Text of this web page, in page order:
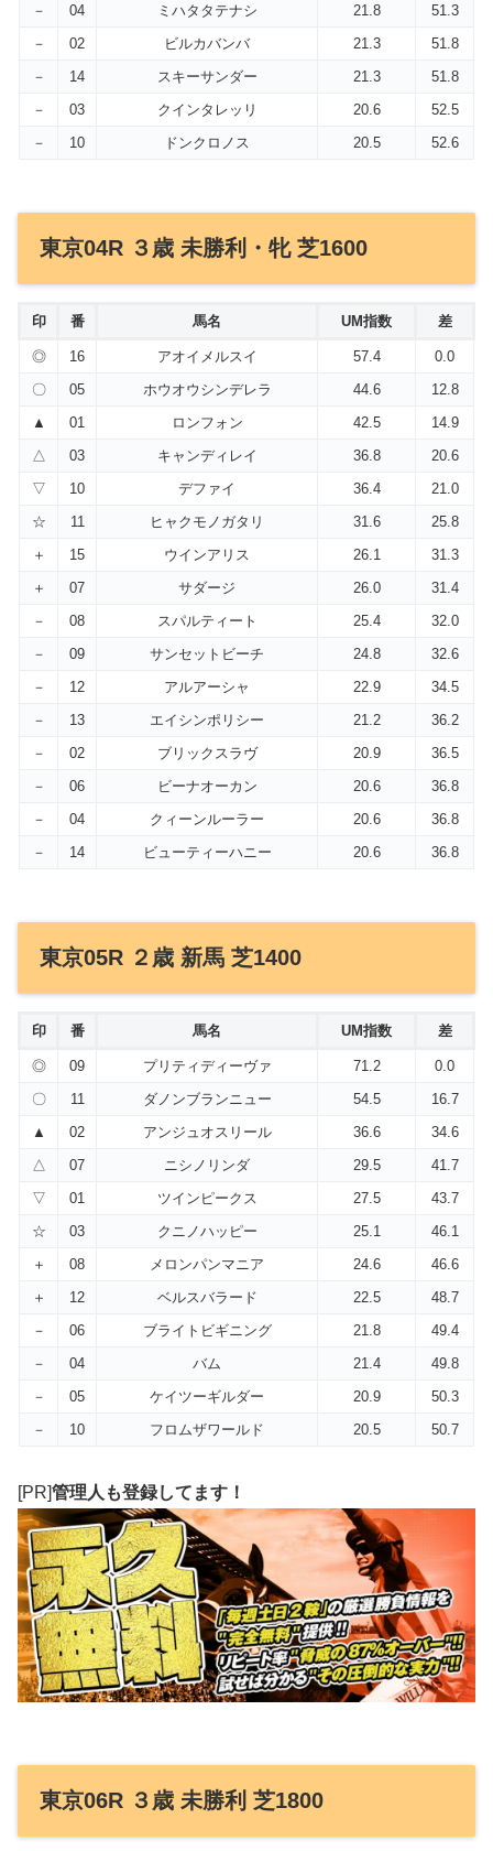
－ 04 ミハタタテナシ 21.8
51.3
－
02 ビルカバンバ 21.3
51.8
－
14 スキーサンダー 21.3
51.8
－
03 クインタレッリ 20.6
52.5
－
10 ドンクロノス 20.5 52.6
東京04R ３歳 未勝利・牝 芝1600
印 番 馬名 UM指数 差
◎ 16 アオイメルスイ 57.4
0.0
〇
05 ホウオウシンデレラ 44.6
12.8
▲
01 ロンフォン 42.5
14.9
△
03 キャンディレイ 36.8
20.6
▽
10 デファイ 36.4
21.0
☆
11 ヒャクモノガタリ 31.6
25.8
＋
15 ウインアリス 26.1
31.3
＋
07 サダージ 26.0
31.4
－
08 スパルティート 25.4
32.0
－
09 サンセットビーチ 24.8
32.6
－
12 アルアーシャ 22.9
34.5
－
13 エイシンポリシー 21.2
36.2
－
02 ブリックスラヴ 20.9
36.5
－
06 ビーナオーカン 20.6
36.8
－
04 クィーンルーラー 20.6
36.8
－
14 ビューティーハニー 20.6 36.8
東京05R ２歳 新馬 芝1400
印 番 馬名 UM指数 差
◎ 09 プリティディーヴァ 71.2
0.0
〇
11 ダノンブランニュー 54.5
16.7
▲
02 アンジュオスリール 36.6
34.6
△
07 ニシノリンダ 29.5
41.7
▽
01 ツインピークス 27.5
43.7
☆
03 クニノハッピー 25.1
46.1
＋
08 メロンパンマニア 24.6
46.6
＋
12 ベルスバラード 22.5
48.7
－
06 ブライトビギニング 21.8
49.4
－
04 バム 21.4
49.8
－
05 ケイツーギルダー 20.9
50.3
－
10 フロムザワールド 20.5 50.7
[PR]管理人も登録してます！
東京06R ３歳 未勝利 芝1800